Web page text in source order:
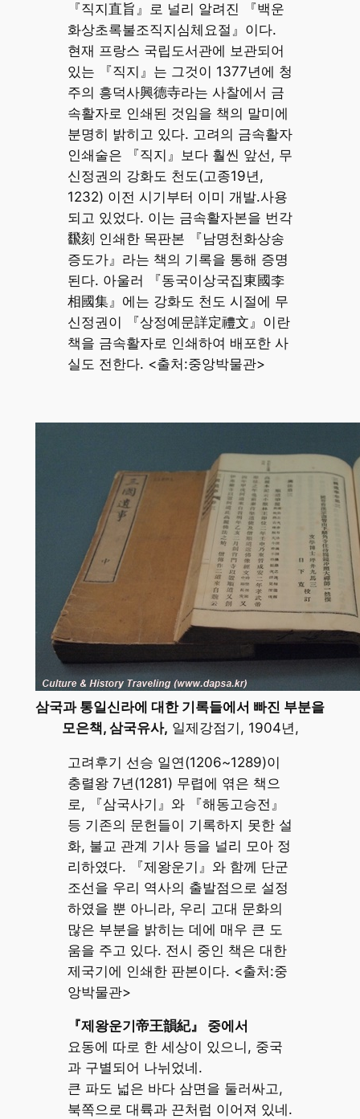
『직지直旨』로 널리 알려진 『백운
화상초록불조직지심체요절』이다.
현재 프랑스 국립도서관에 보관되어
있는 『직지』는 그것이 1377년에 청
주의 흥덕사興德寺라는 사찰에서 금
속활자로 인쇄된 것임을 책의 말미에
분명히 밝히고 있다. 고려의 금속활자
인쇄술은 『직지』보다 훨씬 앞선, 무
신정권의 강화도 천도(고종19년,
1232) 이전 시기부터 이미 개발.사용
되고 있었다. 이는 금속활자본을 번각
飜刻 인쇄한 목판본 『남명천화상송
증도가』라는 책의 기록을 통해 증명
된다. 아울러 『동국이상국집東國李
相國集』에는 강화도 천도 시절에 무
신정권이 『상정예문詳定禮文』이란
책을 금속활자로 인쇄하여 배포한 사
실도 전한다. <출처:중앙박물관>
삼국과 통일신라에 대한 기록들에서 빠진 부분을
모은책, 삼국유사, 일제강점기, 1904년,
고려후기 선승 일연(1206~1289)이
충렬왕 7년(1281) 무렵에 엮은 책으
로, 『삼국사기』와 『해동고승전』
등 기존의 문헌들이 기록하지 못한 설
화, 불교 관계 기사 등을 널리 모아 정
리하였다. 『제왕운기』와 함께 단군
조선을 우리 역사의 출발점으로 설정
하였을 뿐 아니라, 우리 고대 문화의
많은 부분을 밝히는 데에 매우 큰 도
움을 주고 있다. 전시 중인 책은 대한
제국기에 인쇄한 판본이다. <출처:중
앙박물관>
『제왕운기帝王韻紀』 중에서
요동에 따로 한 세상이 있으니, 중국
과 구별되어 나뉘었네.
큰 파도 넓은 바다 삼면을 둘러싸고,
북쪽으로 대륙과 끈처럼 이어져 있네.